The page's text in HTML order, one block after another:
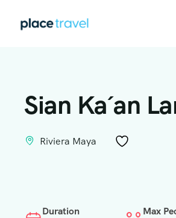
Sian Ka´an
Riviera Maya
Duration
Max